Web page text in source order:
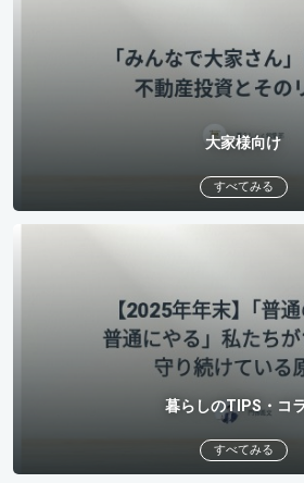
大家様向け
すべてみる
暮らしのTIPS・コ
すべてみる